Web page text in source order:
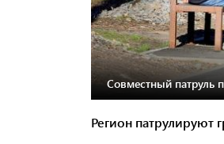
Совместный патруль
Регион патрулируют